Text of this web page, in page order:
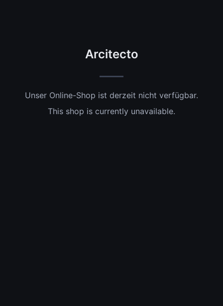
Arcitecto
Unser Online-Shop ist derzeit nicht verfügbar.
This shop is currently unavailable.